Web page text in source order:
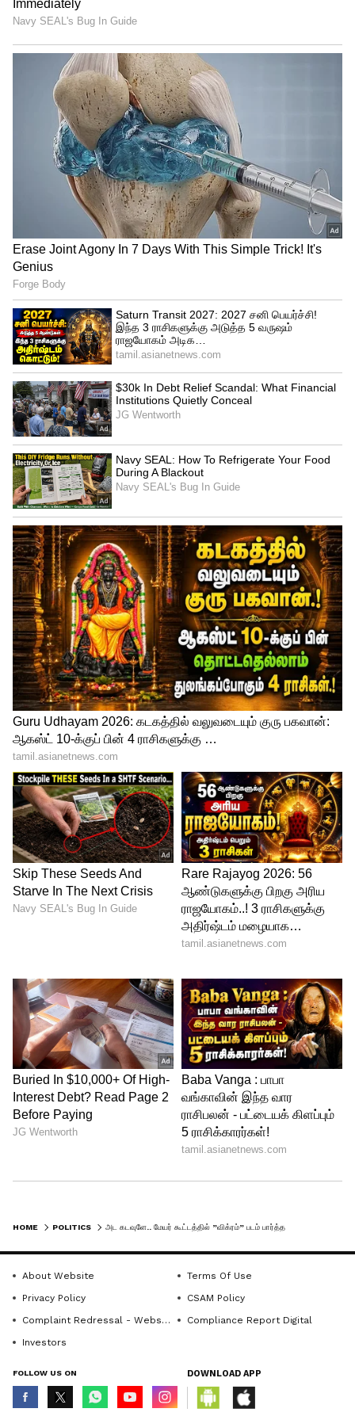
இதற்கெற்கெல்லாமல் ஒரு படி மேலாக,
அதிகாரி ஒருவர் தனது செல்போனில்
சமீபத்தில் கமல் நடிப்பில் வெளியான
விக்ரம் படத்தை ஜாலியாக
பார்த்துக்கொண்டிருக்கிறார். மக்களின்
வளர்ச்சி பணி குறித்தான ஆலோசனைக்
கூட்டத்தில், அதிகாரிகள் அலட்சியமாக
செல்போனில் கேம், படம்
பார்த்துக்கொண்டிருந்த சம்பவங்கள்
மக்களிடம் அதிர்ச்சியை ஏற்படுத்தியுள்ளது.
மக்களின் குறைகளை பேச வேண்டிய
கூட்டத்தில், அதிகாரிகள் அதை பற்றி
சிறிதும் கவலையில்லாமல் அதிகாரிகள்
தங்களது செல்போன்களில் ஆழ்ந்து
இருந்தனர். மேலும் சில அதிகாரிகள்
கூட்டத்திலிருந்து பாதியிலேயே கிளம்பிச்
சென்றுள்ளனர். இச்சம்பவம்
பொதுமக்களிடையே அதிருப்தியை
ஏற்படுத்தியுள்ளது.
சோழாஸ் !
HOME POLITICS
About Website
Terms Of Use
Privacy Policy
CSAM Policy
Complaint Redressal - Website
Compliance Report Digital
Investors
FOLLOW US ON DOWNLOAD APP